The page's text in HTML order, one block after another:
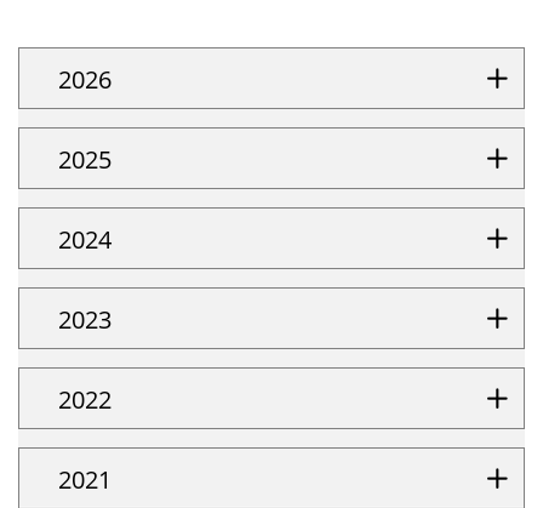
2026
2025
2024
2023
2022
2021